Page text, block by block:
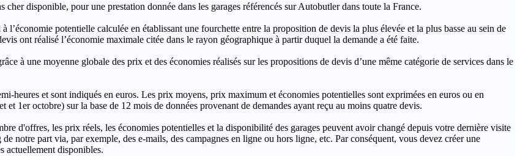
disponible, pour une prestation donnée dans les garages référencés sur Autobutler dans toute la France.
potentielle calculée en établissant une fourchette entre la proposition de devis la plus élevée et la plus basse au sein de
ont réalisé l’économie maximale citée dans le rayon géographique à partir duquel la demande a été faite.
une moyenne globale des prix et des économies réalisés sur les propositions de devis d’une même catégorie de services dans le
et sont indiqués en euros. Les prix moyens, prix maximum et économies potentielles sont exprimées en euros ou en
1er octobre) sur la base de 12 mois de données provenant de demandes ayant reçu au moins quatre devis.
d'offres, les prix réels, les économies potentielles et la disponibilité des garages peuvent avoir changé depuis votre dernière visite
notre part via, par exemple, des e-mails, des campagnes en ligne ou hors ligne, etc. Par conséquent, vous devez créer une
actuellement disponibles.